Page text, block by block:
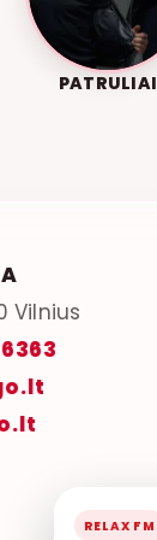
PATRULIAI
Vilnius
RELAX FM